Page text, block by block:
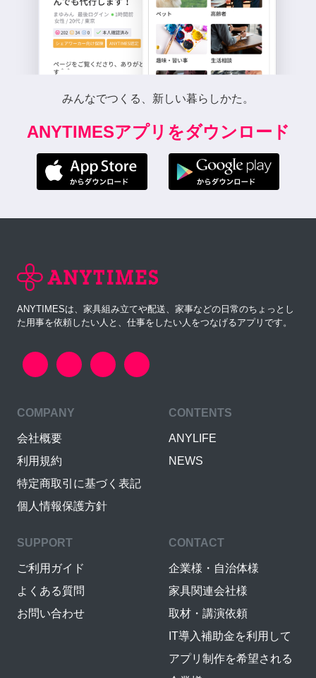
みんなでつくる、新しい暮らしかた。
ANYTIMESアプリをダウンロード
ANYTIMESは、家具組み立てや配送、家事などの日常のちょっとし
た用事を依頼したい人と、仕事をしたい人をつなげるアプリです。
COMPANY
会社概要
利用規約
特定商取引に基づく表記
個人情報保護方針
CONTENTS
ANYLIFE
NEWS
SUPPORT
ご利用ガイド
よくある質問
お問い合わせ
CONTACT
企業様・自治体様
家具関連会社様
取材・講演依頼
IT導入補助金を利用して
アプリ制作を希望される